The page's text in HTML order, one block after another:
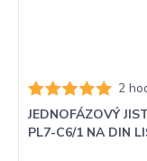
2
JEDNOFÁZOVÝ
PL7-C6/1 NA DIN